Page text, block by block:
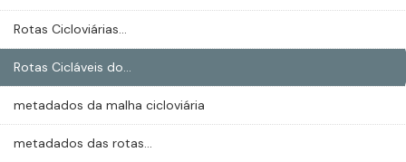
Rotas Cicloviárias...
Rotas Cicláveis do...
metadados da malha cicloviária
metadados das rotas...